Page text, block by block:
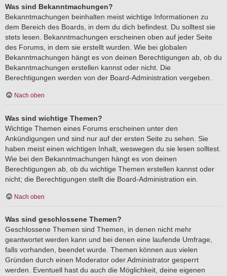
Was sind Bekanntmachungen?
Bekanntmachungen beinhalten meist wichtige Informationen zu
dem Bereich des Boards, in dem du dich befindest. Du solltest sie
stets lesen. Bekanntmachungen erscheinen oben auf jeder Seite
des Forums, in dem sie erstellt wurden. Wie bei globalen
Bekanntmachungen hängt es von deinen Berechtigungen ab, ob du
Bekanntmachungen erstellen kannst oder nicht. Die
Berechtigungen werden von der Board-Administration vergeben.
Nach oben
Was sind wichtige Themen?
Wichtige Themen eines Forums erscheinen unter den
Ankündigungen und sind nur auf der ersten Seite zu sehen. Sie
haben meist einen wichtigen Inhalt, weswegen du sie lesen solltest.
Wie bei den Bekanntmachungen hängt es von deinen
Berechtigungen ab, ob du wichtige Themen erstellen kannst oder
nicht; die Berechtigungen stellt die Board-Administration ein.
Nach oben
Was sind geschlossene Themen?
Geschlossene Themen sind Themen, in denen nicht mehr
geantwortet werden kann und bei denen eine laufende Umfrage,
falls vorhanden, beendet wurde. Themen können aus vielen
Gründen durch einen Moderator oder Administrator gesperrt
werden. Eventuell hast du auch die Möglichkeit, deine eigenen